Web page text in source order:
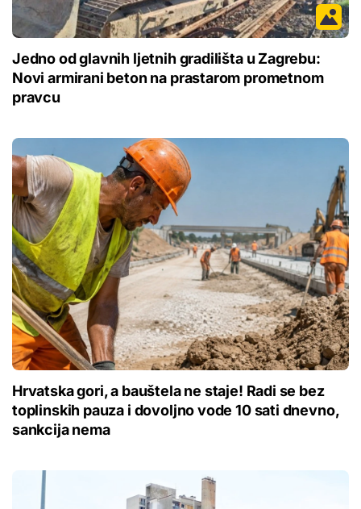
Jedno od glavnih ljetnih gradilišta u Zagrebu:
Novi armirani beton na prastarom prometnom
pravcu
Hrvatska gori, a bauštela ne staje! Radi se bez
toplinskih pauza i dovoljno vode 10 sati dnevno,
sankcija nema